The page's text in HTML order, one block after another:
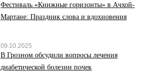
Фестиваль «Книжные горизонты» в Ачхой-
Мартане: Праздник слова и вдохновения
09.10.2025
В Грозном обсудили вопросы лечения
диабетической болезни почек